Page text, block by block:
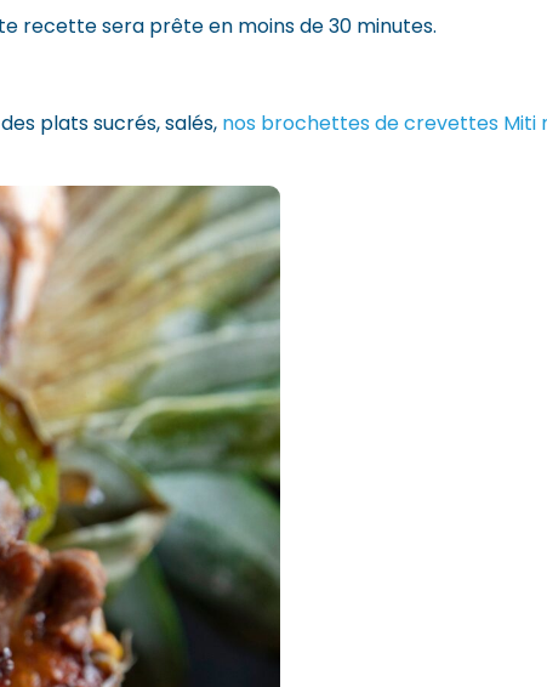
recette sera prête en moins de 30 minutes.
plats sucrés, salés, nos brochettes de crevettes Miti